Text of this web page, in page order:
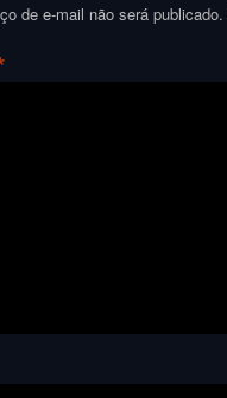
de e-mail não será publicado.